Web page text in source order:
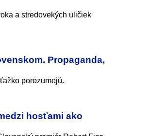
a stredovekých uličiek
Propaganda,
porozumejú.
hosťami ako